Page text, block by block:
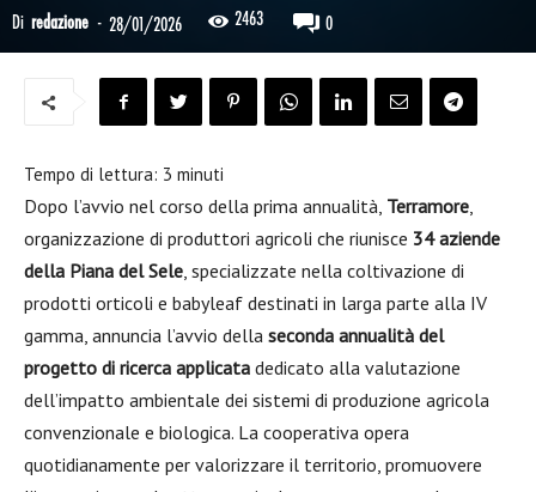
Di redazione - 28/01/2026 2463 0
Tempo di lettura: 3 minuti
Dopo l’avvio nel corso della prima annualità, Terramore,
organizzazione di produttori agricoli che riunisce 34 aziende
della Piana del Sele, specializzate nella coltivazione di
prodotti orticoli e babyleaf destinati in larga parte alla IV
gamma, annuncia l’avvio della seconda annualità del
progetto di ricerca applicata dedicato alla valutazione
dell’impatto ambientale dei sistemi di produzione agricola
convenzionale e biologica. La cooperativa opera
quotidianamente per valorizzare il territorio, promuovere